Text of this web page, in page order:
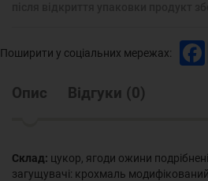
Поширити у соціальних мережах:
Опис Відгуки (0)
Склад: цукор, ягоди ожини
загущувачі: крохмаль